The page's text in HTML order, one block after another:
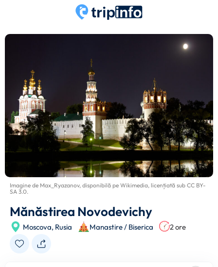
Imagine de Max_Ryazanov, disponibilă pe Wikimedia, licențiată sub CC BY-
SA 3.0.
Mănăstirea Novodevichy
Moscova, Rusia Manastire / Biserica 2 ore